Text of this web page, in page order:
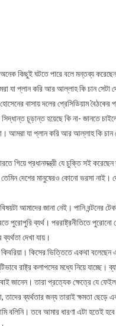
সরকার
থাকবে
কিছুই ঘটতে পারে বলে মন্তব্য
প্লান করি আর আল্লাহ কি চান সেটা
বাসায় দলের প্রেসিডিয়াম বৈঠকের
চূড়ান্ত হয়েছে কি না- জানতে
যা প্লান করি আর আল্লাহ কি চান
গিয়ে প্রধানমন্ত্রী যে চুক্তি সই
দেশের মানুষেরও কোনো ভরসা নাই।
আমাদের জানা নেই। পানি বন্টনের
পুরোপুরি ব্যর্থ। পররাষ্ট্রনীতিতে পুরোনো
ব্যর্থতা দেখা যায়।
কিবরিয়া। কিসের ভিত্তিতে একথা
রাষ্ট্র কলাপসের মধ্যে নিয়ে যাচ্ছে।
জানেন। তারা প্রত্যেক ক্ষেত্রে যে
ব্যর্থতার জন্য তারাই ক্ষমতা ছেড়ে
বলিনি। তবে আমার ধারণা এটা হতেই